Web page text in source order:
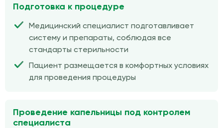
Подготовка к процедуре
Медицинский специалист подготавливает
систему и препараты, соблюдая все
стандарты стерильности
Пациент размещается в комфортных условиях
для проведения процедуры
Проведение капельницы под контролем
специалиста